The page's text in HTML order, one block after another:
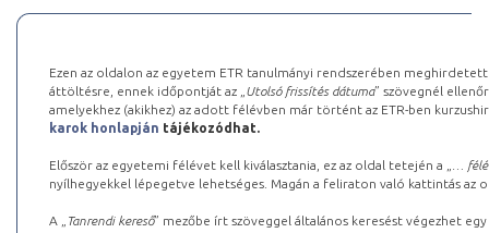
Ezen az oldalon az egyetem ETR tanulmányi rendszerében
áttöltésre, ennek időpontját az „ Utolsó frissítés dátuma” szövegnél
amelyekhez (akikhez) az adott félévben már történt az ETR-ben
karok honlapján tájékozódhat.
Először az egyetemi félévet kell kiválasztania, ez az oldal tetején a „
…
nyílhegyekkel lépegetve lehetséges. Magán a feliraton való kattintás az
A „ Tanrendi kereső” mezőbe írt szöveggel általános keresést végezhet